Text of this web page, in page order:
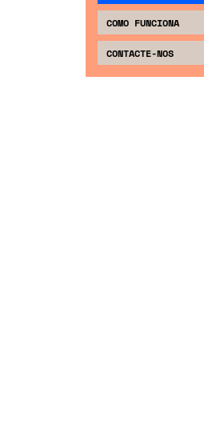
COMO FUNCIONA
CONTACTE-NOS